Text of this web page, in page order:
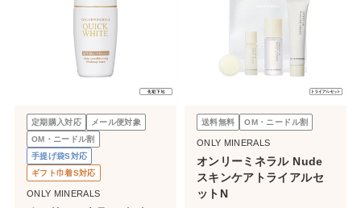
定期購入対応
メール便対象
OM・ニードル割
手提げ袋S対応
ギフト巾着S対応
ONLY MINERALS
送料無料 OM・ニードル割
ONLY MINERALS
オンリーミネラル Nude
スキンケアトライアルセ
ットN